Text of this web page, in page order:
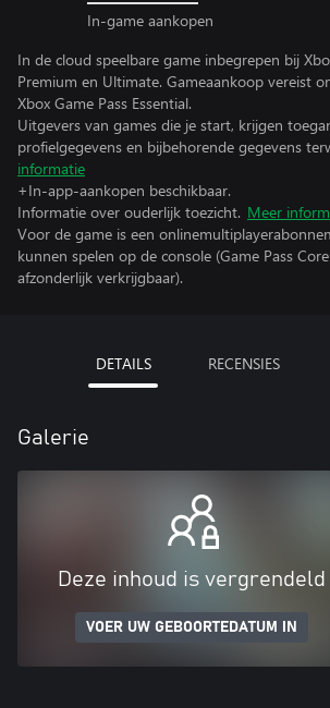
In-game aankopen
In de cloud speelbare game inbegrepen bij
Premium en Ultimate. Gameaankoop vereist
Xbox Game Pass Essential.
Uitgevers van games die je start, krijgen
profielgegevens en bijbehorende gegevens
informatie
+In-app-aankopen beschikbaar.
Informatie over ouderlijk toezicht. Meer
Voor de game is een
kunnen spelen op de console (Game Pass
afzonderlijk verkrijgbaar).
DETAILS RECENSIES
Galerie
Deze inhoud is vergrendeld
VOER UW GEBOORTEDATUM IN